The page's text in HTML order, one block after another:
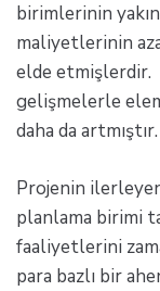
birimlerinin
maliyetlerinin
elde etmişlerdir.
gelişmelerle
daha da artmıştır.
Projenin
planlama birimi
faaliyetlerini
para bazlı bir